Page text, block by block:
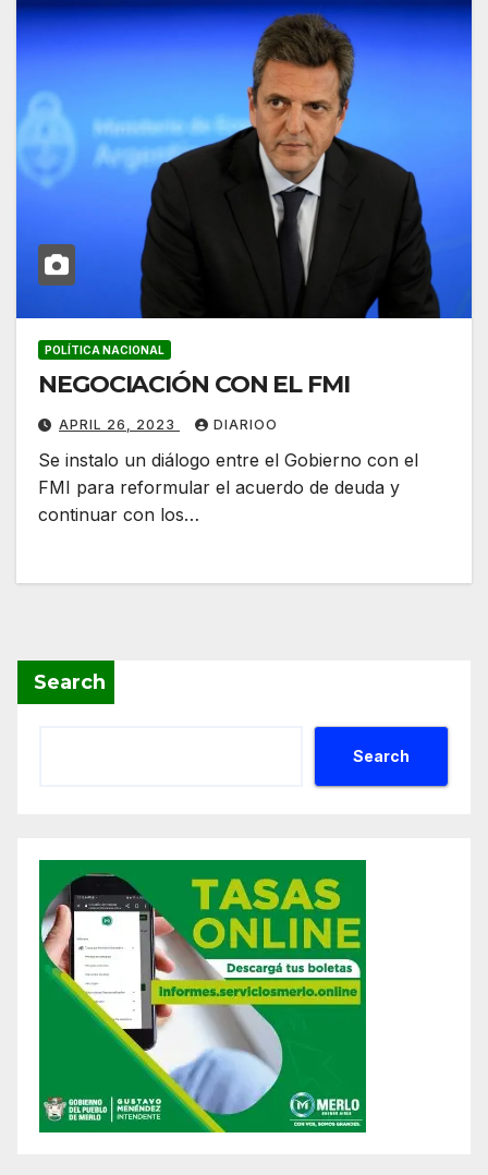
POLÍTICA NACIONAL
NEGOCIACIÓN CON EL FMI
APRIL 26, 2023 DIARIOO
Se instalo un diálogo entre el Gobierno con el
FMI para reformular el acuerdo de deuda y
continuar con los…
Search
Search